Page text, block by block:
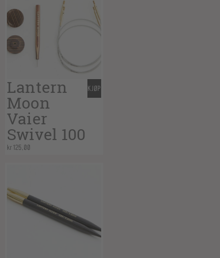
Lantern
Moon
Vaier
Swivel 100
kr125,00
KJØP